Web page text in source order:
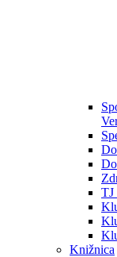
TJ
Knižnica